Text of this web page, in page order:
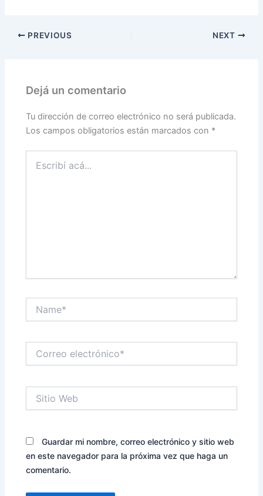
PREVIOUS NEXT
Dejá un comentario
Tu dirección de correo electrónico no será publicada.
Los campos obligatorios están marcados con *
acá...
electrónico*
Web
Guardar mi nombre, correo electrónico y sitio web
en este navegador para la próxima vez que haga un
comentario.